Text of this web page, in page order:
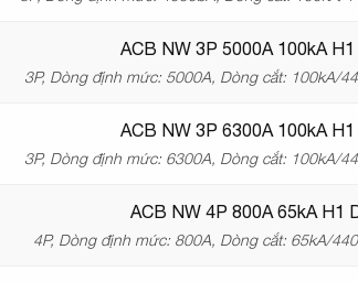
ACB NW 3P 5000A 100kA
3P, Dòng định mức: 5000A, Dòng cắt: 100kA/
ACB NW 3P 6300A 100kA
3P, Dòng định mức: 6300A, Dòng cắt: 100kA/
ACB NW 4P 800A 65kA H1
4P, Dòng định mức: 800A, Dòng cắt: 65kA/